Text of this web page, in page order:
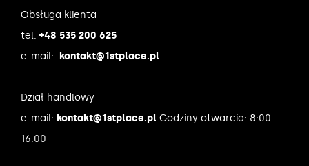
Obsługa klienta
tel. +48 535 200 625
e-mail:
kontakt@1stplace.pl
Dział handlowy
e-mail: kontakt@1stplace.pl Godziny otwarcia: 8:00 –
16:00